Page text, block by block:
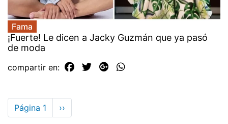
Fama
¡Fuerte! Le dicen a Jacky Guzmán que ya pasó
de moda
compartir en:
Paginación
Página 1
Siguiente
página
››